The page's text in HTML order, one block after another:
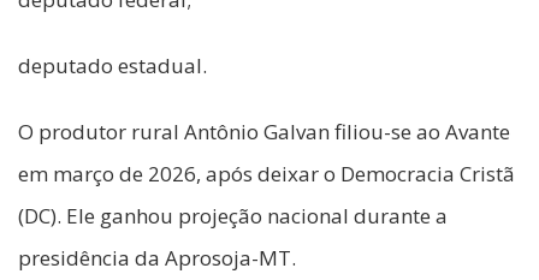
deputado estadual.
O produtor rural Antônio Galvan filiou-se ao Avante
em março de 2026, após deixar o Democracia Cristã
(DC). Ele ganhou projeção nacional durante a
presidência da Aprosoja-MT.